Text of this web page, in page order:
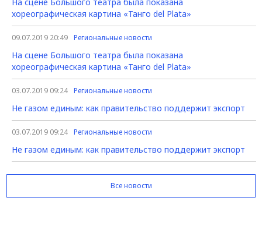
хореографическая картина «Танго del Plata»
09.07.2019 20:49 Региональные новости
На сцене Большого театра была показана
хореографическая картина «Танго del Plata»
03.07.2019 09:24 Региональные новости
Не газом единым: как правительство поддержит экспорт
03.07.2019 09:24 Региональные новости
Не газом единым: как правительство поддержит экспорт
Все новости